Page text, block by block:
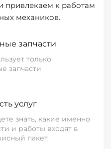
привлекаем к работам
механиков.
запчасти
только
запчасти
услуг
знать, какие именно
и работы входят в
пакет.